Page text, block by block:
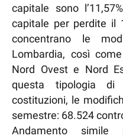
capitale sono
capitale per perdite il
concentrano le
Lombardia, così
Nord Ovest e Nord
questa tipologia di
costituzioni, le
semestre: 68.524
Andamento